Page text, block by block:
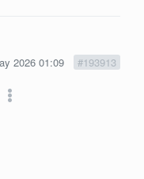
2026 01:09 #193913